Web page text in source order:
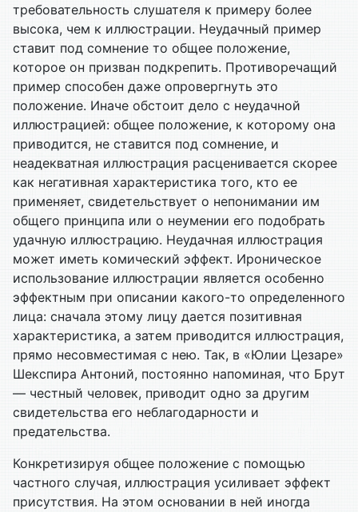
требовательность слушателя к примеру более
высока, чем к иллюстрации. Неудачный пример
ставит под сомнение то общее положение,
которое он призван подкрепить. Противоречащий
пример способен даже опровергнуть это
положение. Иначе обстоит дело с неудачной
иллюстрацией: общее положение, к которому она
приводится, не ставится под сомнение, и
неадекватная иллюстрация расценивается скорее
как негативная характеристика того, кто ее
применяет, свидетельствует о непонимании им
общего принципа или о неумении его подобрать
удачную иллюстрацию. Неудачная иллюстрация
может иметь комический эффект. Ироническое
использование иллюстрации является особенно
эффектным при описании какого-то определенного
лица: сначала этому лицу дается позитивная
характеристика, а затем приводится иллюстрация,
прямо несовместимая с нею. Так, в «Юлии Цезаре»
Шекспира Антоний, постоянно напоминая, что Брут
— честный человек, приводит одно за другим
свидетельства его неблагодарности и
предательства.
Конкретизируя общее положение с помощью
частного случая, иллюстрация усиливает эффект
присутствия. На этом основании в ней иногда